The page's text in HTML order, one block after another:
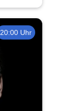
20:00 Uhr